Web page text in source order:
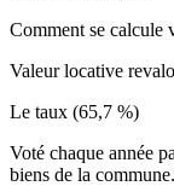
Comment se calcule
Valeur locative
Le taux (65,7 %)
Voté chaque année
biens de la commune.